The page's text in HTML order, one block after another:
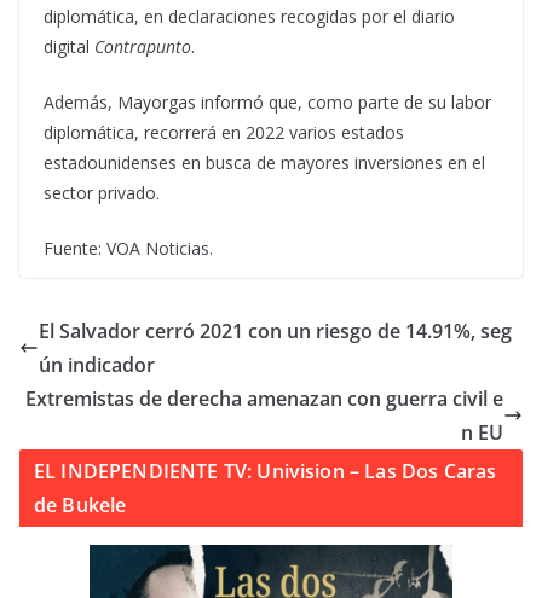
diplomática, en declaraciones recogidas por el diario
digital Contrapunto.
Además, Mayorgas informó que, como parte de su labor
diplomática, recorrerá en 2022 varios estados
estadounidenses en busca de mayores inversiones en el
sector privado.
Fuente: VOA Noticias.
El Salvador cerró 2021 con un riesgo de 14.91%, seg
ún indicador
Extremistas de derecha amenazan con guerra civil e
n EU
EL INDEPENDIENTE TV: Univision – Las Dos Caras
de Bukele